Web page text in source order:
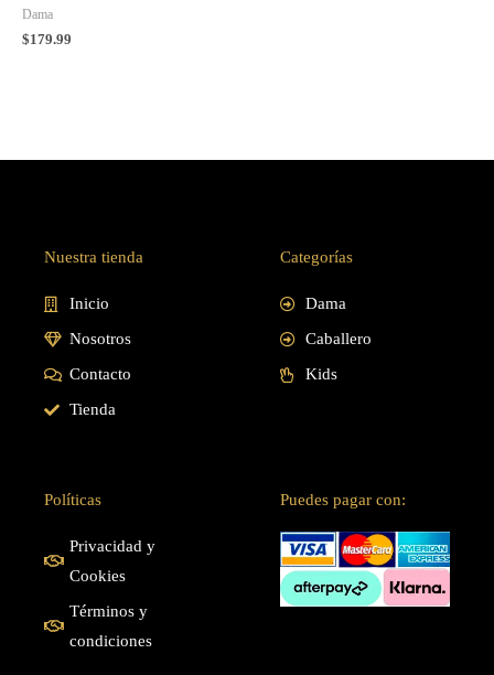
Dama
$179.99
Nuestra tienda
Inicio
Nosotros
Contacto
Tienda
Categorías
Dama
Caballero
Kids
Políticas
Privacidad y
Cookies
Términos y
condiciones
Puedes pagar con: